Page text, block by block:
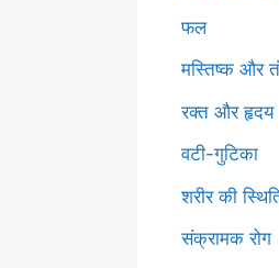
फल
मस्तिष्क और
रक्त और हृदय
वटी-गुटिका
शरीर की
संक्रामक रोग